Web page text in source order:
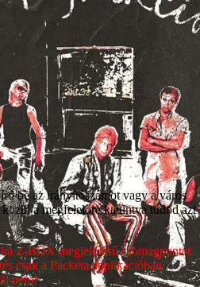
be az irányítószámot vagy a város
a megfelelőre kattintva tudod azt
Z-BOX megjelölésű csomagpontot
csak a Packeta applikációban
nem!